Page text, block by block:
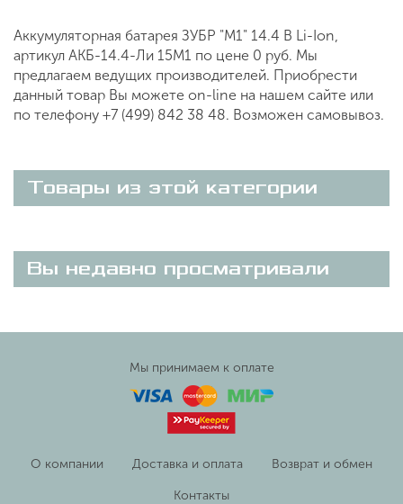
Аккумуляторная батарея ЗУБР "М1" 14.4 В Li-Ion,
артикул АКБ-14.4-Ли 15М1 по цене 0 руб. Мы
предлагаем ведущих производителей. Приобрести
данный товар Вы можете on-line на нашем сайте или
по телефону +7 (499) 842 38 48. Возможен самовывоз.
Товары из этой категории
Вы недавно просматривали
Мы принимаем к оплате
О компании Доставка и оплата Возврат и обмен
Контакты